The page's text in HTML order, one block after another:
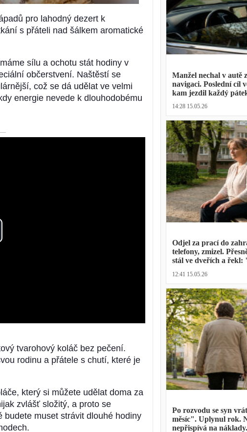
pro lahodný dezert k
s přáteli nad šálkem aromatické
sílu a ochotu stát hodiny v
občerstvení. Naštěstí se
což se dá udělat ve velmi
energie nevede k dlouhodobému
tvarohový koláč bez pečení.
rodinu a přátele s chutí, které je
který si můžete udělat doma za
zvlášť složitý, a proto se
budete muset strávit dlouhé hodiny
Manžel nechal v autě
navigaci. Poslední cíl
kam jezdil každý
14:28 15.05.26
Odjel za prací do
telefony, zmizel.
stál ve dveřích a řekl:
12:41 15.05.26
Po rozvodu se syn
měsíc". Uplynul rok.
nepřispívá na